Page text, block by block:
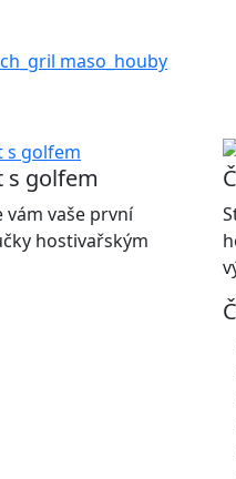
s golfem
vám vaše první
hostivařským